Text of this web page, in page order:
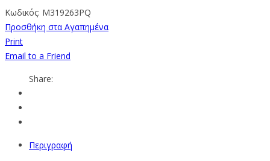
Κωδικός: M319263PQ
Προσθήκη στα Αγαπημένα
Print
Email to a Friend
Share:
Περιγραφή